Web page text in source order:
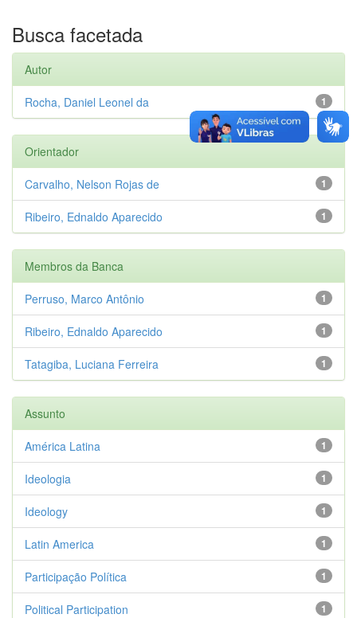
Busca facetada
Autor
1
Rocha, Daniel Leonel da
Orientador
1
Carvalho, Nelson Rojas de
1
Ribeiro, Ednaldo Aparecido
Membros da Banca
1
Perruso, Marco Antônio
1
Ribeiro, Ednaldo Aparecido
1
Tatagiba, Luciana Ferreira
Assunto
1
América Latina
1
Ideologia
1
Ideology
1
Latin America
1
Participação Política
1
Political Participation